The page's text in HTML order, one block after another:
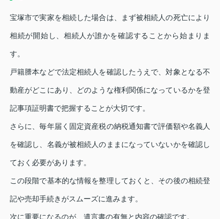
宝塚市で実家を相続した場合は、まず被相続人の死亡により
相続が開始し、相続人が誰かを確認することから始まりま
す。
戸籍謄本などで法定相続人を確認したうえで、対象となる不
動産がどこにあり、どのような権利関係になっているかを登
記事項証明書で把握することが大切です。
さらに、毎年届く固定資産税の納税通知書で評価額や名義人
を確認し、名義が被相続人のままになっていないかを確認し
ておく必要があります。
この段階で基本的な情報を整理しておくと、その後の相続登
記や売却手続きがスムーズに進みます。
次に重要になるのが、遺言書の有無と内容の確認です。